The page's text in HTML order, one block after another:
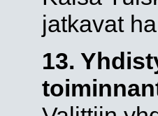
jatkavat
13.